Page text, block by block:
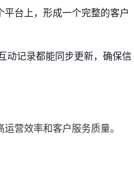
台上，形成一个完整的客户
动记录都能同步更新，确保信
营效率和客户服务质量。